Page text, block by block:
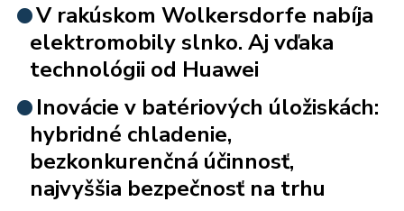
V rakúskom Wolkersdorfe nabíja
elektromobily slnko. Aj vďaka
technológii od Huawei
Inovácie v batériových úložiskách:
hybridné chladenie,
bezkonkurenčná účinnosť,
najvyššia bezpečnosť na trhu